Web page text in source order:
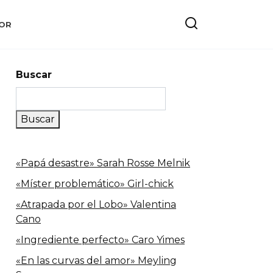
Buscar
Buscar
«Papá desastre» Sarah Rosse Melnik
«Míster problemático» Girl-chick
«Atrapada por el Lobo» Valentina
Cano
«Ingrediente perfecto» Caro Yimes
«En las curvas del amor» Meyling